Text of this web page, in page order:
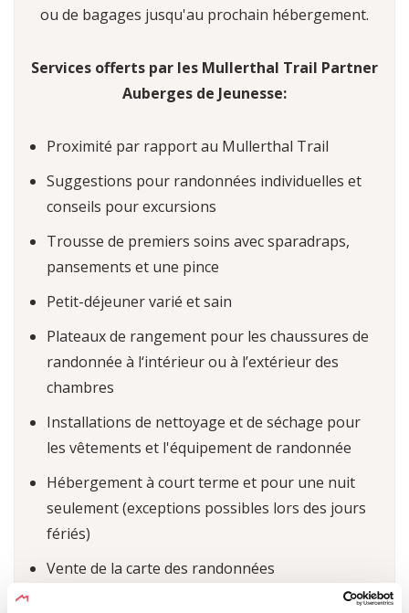
ou de bagages jusqu'au prochain hébergement.
Services offerts par les Mullerthal Trail Partner
Auberges de Jeunesse:
Proximité par rapport au Mullerthal Trail
Suggestions pour randonnées individuelles et
conseils pour excursions
Trousse de premiers soins avec sparadraps,
pansements et une pince
Petit-déjeuner varié et sain
Plateaux de rangement pour les chaussures de
randonnée à l‘intérieur ou à l’extérieur des
chambres
Installations de nettoyage et de séchage pour
les vêtements et l'équipement de randonnée
Hébergement à court terme et pour une nuit
seulement (exceptions possibles lors des jours
fériés)
Vente de la carte des randonnées